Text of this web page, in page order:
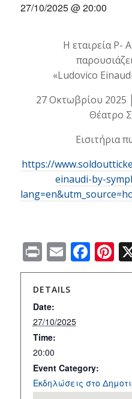
27/10/2025 @ 20:00
Η εταιρεία P-
«Ludovico
27 Οκτωβρίου 2025
Θέατρο
Εισιτήρια
https://
einaudi-by-
PrintEmail
DETAILS
Date:
27/10/2025
Time:
20:00
Event Category:
Εκδηλώσεις στο